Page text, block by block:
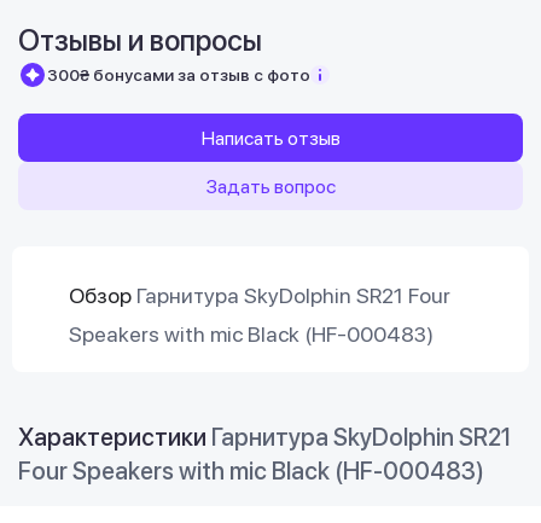
Отзывы и вопросы
300₴ бонусами за отзыв с фото
Написать отзыв
Задать вопрос
Обзор Гарнитура SkyDolphin SR21 Four
Speakers with mic Black (HF-000483)
Характеристики Гарнитура SkyDolphin SR21
Four Speakers with mic Black (HF-000483)